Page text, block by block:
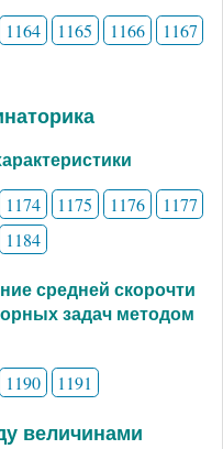
1164 1165 1166
1167
1174 1175 1176
1177
1184
средней скорочти
задач методом
1190 1191
величинами